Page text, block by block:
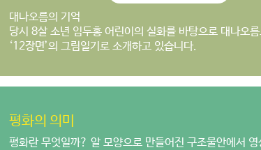
대나오름의 기억
당시 8살 소년 임두홍 어린이의 실화를 바탕으로 대나오
‘12장면’의 그림일기로 소개하고 있습니다.
평화의 의미
평화란 무엇일까? 알 모양으로 만들어진 구조물안에서